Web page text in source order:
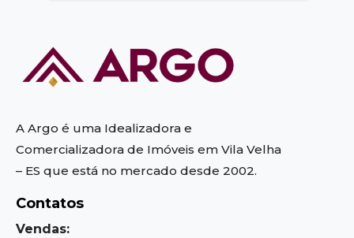
A Argo é uma Idealizadora e
Comercializadora de Imóveis em Vila Velha
– ES que está no mercado desde 2002.
Contatos
Vendas: